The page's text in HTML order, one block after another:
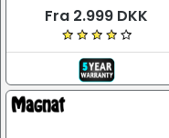
Fra 2.999 DKK